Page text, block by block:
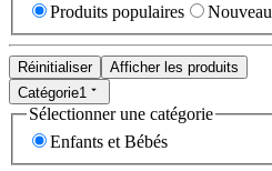
Produits populaires Nouveau
Réinitialiser
Afficher les produits
Catégorie1
Sélectionner une catégorie
Enfants et Bébés